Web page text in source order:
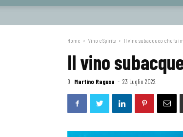
Home Vino e Spirits Il vino subacqueo che fa
Il vino
Di Martino Ragusa - 23 Luglio 2022